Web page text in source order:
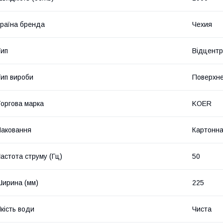
бренда Чехия
вироби
марка KOER
струму (Гц) 50
(мм) 225
води Чиста